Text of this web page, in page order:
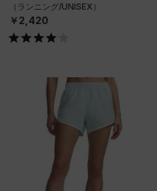
（ランニング/UNISEX）
￥2,420